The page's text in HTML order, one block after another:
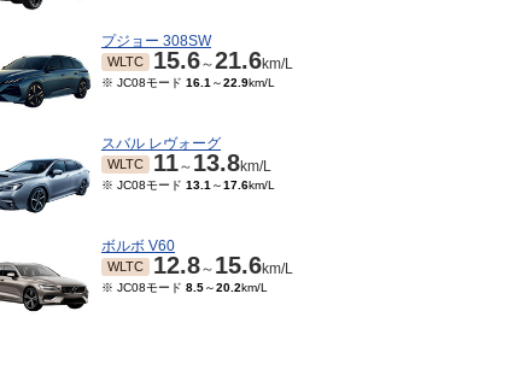
プジョー 308SW
WLTC 15.6～21.6km/L
※ JC08モード 16.1 ～22.9km/L
スバル レヴォーグ
WLTC 11～ 13.8km/L
※ JC08モード 13.1 ～17.6km/L
ボルボ V60
WLTC 12.8～ 15.6km/L
※ JC08モード 8.5～20.2km/L